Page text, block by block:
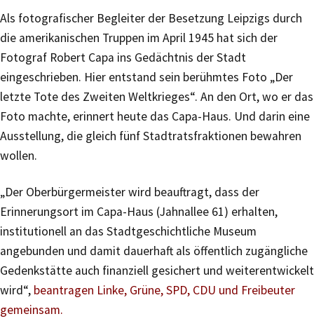
Als fotografischer Begleiter der Besetzung Leipzigs durch
die amerikanischen Truppen im April 1945 hat sich der
Fotograf Robert Capa ins Gedächtnis der Stadt
eingeschrieben. Hier entstand sein berühmtes Foto „Der
letzte Tote des Zweiten Weltkrieges“. An den Ort, wo er das
Foto machte, erinnert heute das Capa-Haus. Und darin eine
Ausstellung, die gleich fünf Stadtratsfraktionen bewahren
wollen.
„Der Oberbürgermeister wird beauftragt, dass der
Erinnerungsort im Capa-Haus (Jahnallee 61) erhalten,
institutionell an das Stadtgeschichtliche Museum
angebunden und damit dauerhaft als öffentlich zugängliche
Gedenkstätte auch finanziell gesichert und weiterentwickelt
wird“, beantragen Linke, Grüne, SPD, CDU und Freibeuter
gemeinsam.